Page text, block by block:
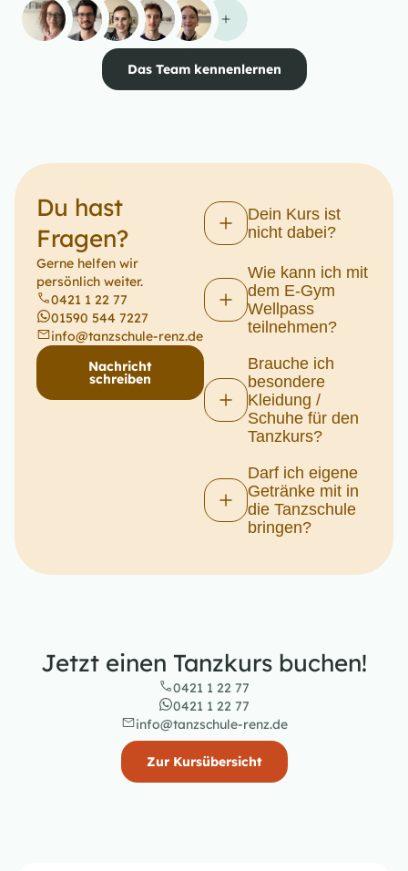
Das Team kennenlernen
Du hast
Fragen?
Gerne helfen wir
persönlich weiter.
0421 1 22 77
01590 544 7227
info@tanzschule-renz.de
Nachricht
schreiben
Dein Kurs ist
nicht dabei?
Wie kann ich mit
dem E-Gym
Wellpass
teilnehmen?
Brauche ich
besondere
Kleidung /
Schuhe für den
Tanzkurs?
Darf ich eigene
Getränke mit in
die Tanzschule
bringen?
Jetzt einen Tanzkurs buchen!
0421 1 22 77
0421 1 22 77
info@tanzschule-renz.de
Zur Kursübersicht